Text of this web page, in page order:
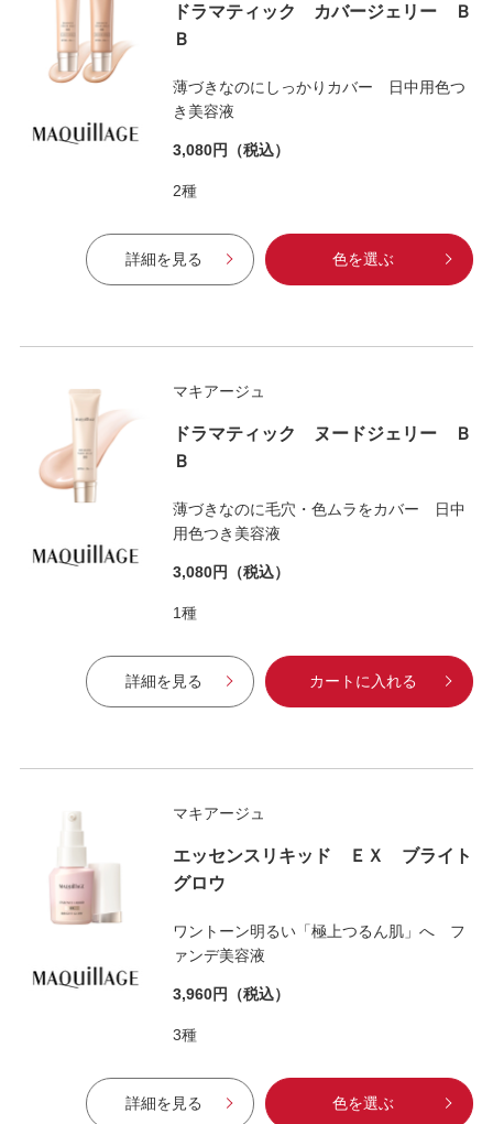
ドラマティック カバージェリー Ｂ
Ｂ
薄づきなのにしっかりカバー 日中用色つ
き美容液
3,080円 （税込）
2種
詳細を見る 色を選ぶ
マキアージュ
ドラマティック ヌードジェリー Ｂ
Ｂ
薄づきなのに毛穴・色ムラをカバー 日中
用色つき美容液
3,080円 （税込）
1種
詳細を見る カートに入れる
マキアージュ
エッセンスリキッド ＥＸ ブライト
グロウ
ワントーン明るい「極上つるん肌」へ フ
ァンデ美容液
3,960円 （税込）
3種
詳細を見る 色を選ぶ